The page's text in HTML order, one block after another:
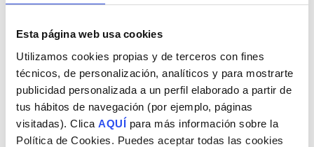
Esta página web usa cookies
Utilizamos cookies propias y de terceros con fines
técnicos, de personalización, analíticos y para mostrarte
publicidad personalizada a un perfil elaborado a partir de
tus hábitos de navegación (por ejemplo, páginas
visitadas). Clica AQUÍ para más información sobre la
Política de Cookies. Puedes aceptar todas las cookies
interactiva y diseño editorial.